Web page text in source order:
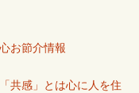
お節介情報
共感」とは心に人を住